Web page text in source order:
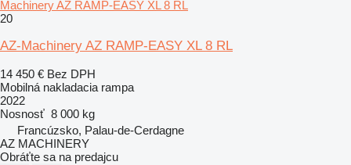
Machinery AZ RAMP-EASY XL 8 RL
20
AZ-Machinery AZ RAMP-EASY XL 8 RL
14 450 € Bez DPH
Mobilná nakladacia rampa
2022
Nosnosť 8 000 kg
Francúzsko, Palau-de-Cerdagne
AZ MACHINERY
Obráťte sa na predajcu